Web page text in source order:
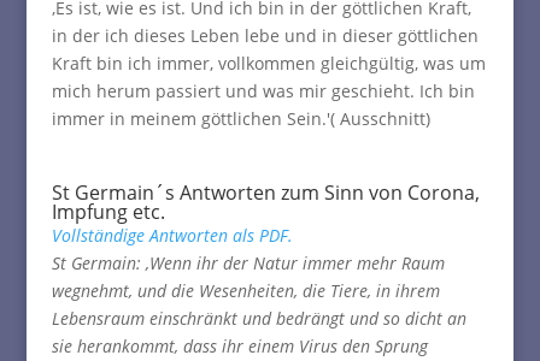
‚Es ist, wie es ist. Und ich bin in der göttlichen Kraft,
in der ich dieses Leben lebe und in dieser göttlichen
Kraft bin ich immer, vollkommen gleichgültig, was um
mich herum passiert und was mir geschieht. Ich bin
immer in meinem göttlichen Sein.'( Ausschnitt)
St Germain´s Antworten zum Sinn von Corona,
Impfung etc.
Vollständige Antworten als PDF.
St Germain: ‚Wenn ihr der Natur immer mehr Raum
wegnehmt, und die Wesenheiten, die Tiere, in ihrem
Lebensraum einschränkt und bedrängt und so dicht an
sie herankommt, dass ihr einem Virus den Sprung